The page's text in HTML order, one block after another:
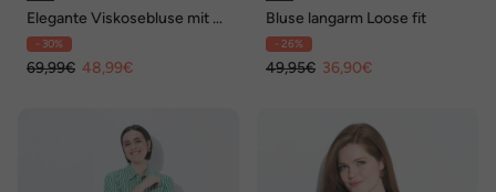
Elegante Viskosebluse mit V-
Ausschnitt
- 30%
69,99€ 48,99€
Bluse langarm Loose fit
- 26%
49,95€ 36,90€